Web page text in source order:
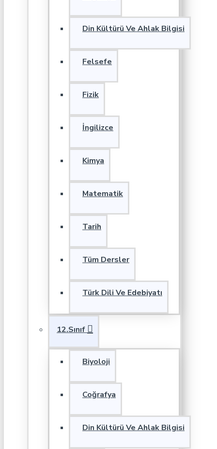
Din Kültürü Ve Ahlak Bilgisi
Felsefe
Fizik
İngilizce
Kimya
Matematik
Tarih
Tüm Dersler
Türk Dili Ve Edebiyatı
12.Sınıf
Biyoloji
Coğrafya
Din Kültürü Ve Ahlak Bilgisi